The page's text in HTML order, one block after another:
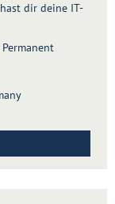
dir deine IT-